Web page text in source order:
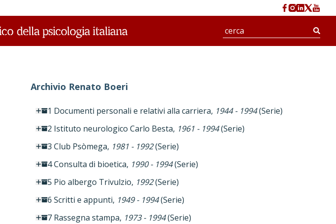
Archivio Renato Boeri
1 Documenti personali e relativi alla carriera, 1944 - 1994(Serie)
2 Istituto neurologico Carlo Besta, 1961 - 1994(Serie)
3 Club Psòmega, 1981 - 1992(Serie)
4 Consulta di bioetica, 1990 - 1994(Serie)
5 Pio albergo Trivulzio, 1992(Serie)
6 Scritti e appunti, 1949 - 1994(Serie)
7 Rassegna stampa, 1973 - 1994(Serie)